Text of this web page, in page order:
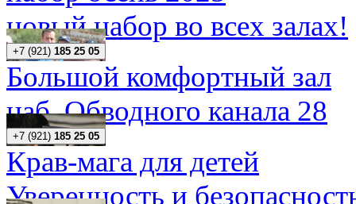
новый набор во всех залах!
+7 (921) 185 25 05
Большой комфортный зал
наб. Обводного канала 28
+7 (921) 185 25 05
Крав-мага для детей
Уверенность и